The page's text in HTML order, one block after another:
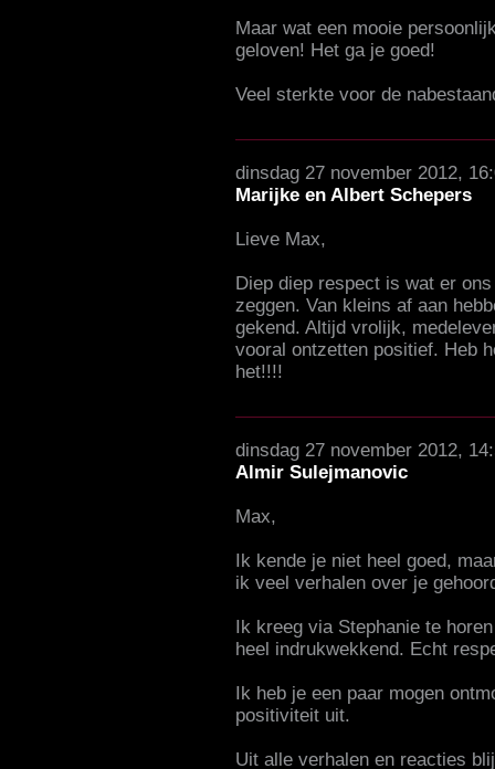
Maar wat een mooie
geloven! Het ga je goed!
Veel sterkte voor de
dinsdag 27 november 2012,
Marijke en Albert Schepers
Lieve Max,
Diep diep respect is wat er
zeggen. Van kleins af aan
gekend. Altijd vrolijk,
vooral ontzetten positief. Heb
het!!!!
dinsdag 27 november 2012,
Almir Sulejmanovic
Max,
Ik kende je niet heel goed,
ik veel verhalen over je
Ik kreeg via Stephanie te
heel indrukwekkend. Echt
Ik heb je een paar mogen
positiviteit uit.
Uit alle verhalen en reacties